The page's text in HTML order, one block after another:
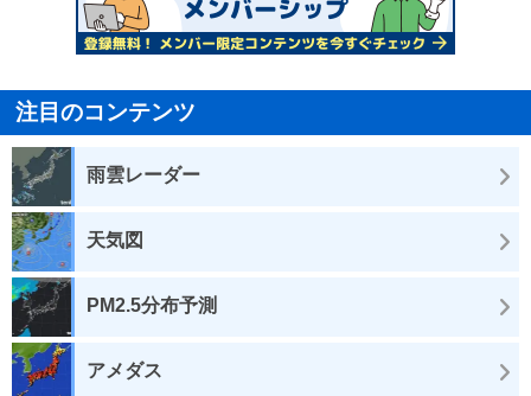
注目のコンテンツ
雨雲レーダー
天気図
PM2.5分布予測
アメダス